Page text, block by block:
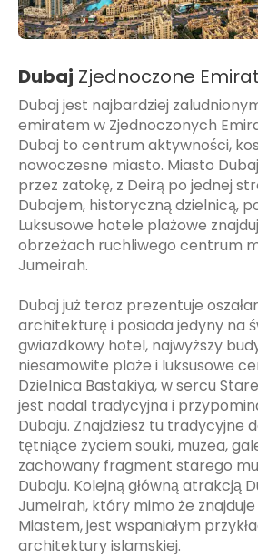
Dubaj Zjednoczone
Dubaj jest najbardziej
emiratem w Zjednoczonych
Dubaj to centrum aktywności,
nowoczesne miasto. Miasto
przez zatokę, z Deirą po jednej
Dubajem, historyczną dzielnicą,
Luksusowe hotele plażowe
obrzeżach ruchliwego centrum
Jumeirah.
Dubaj już teraz prezentuje
architekturę i posiada jedyny na
gwiazdkowy hotel, najwyższy
niesamowite plaże i luksusowe
Dzielnica Bastakiya, w sercu
jest nadal tradycyjna i
Dubaju. Znajdziesz tu tradycyjne
tętniące życiem souki, muzea,
zachowany fragment starego
Dubaju. Kolejną główną atrakcją
Jumeirah, który mimo że
Miastem, jest wspaniałym
architektury islamskiej.